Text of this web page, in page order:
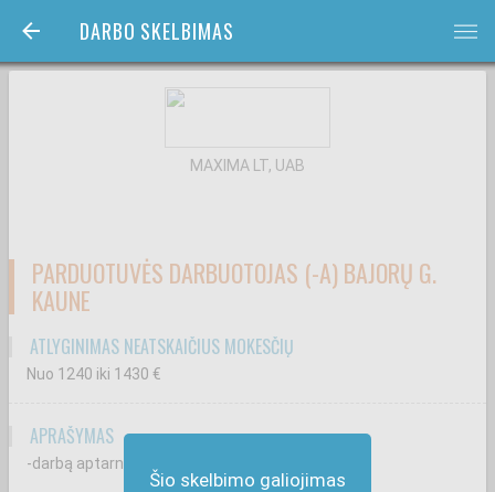
DARBO SKELBIMAS bars
Šio skelbimo galiojimas
MAXIMA LT, UAB
PARDUOTUVĖS DARBUOTOJAS (-A) BAJORŲ G.
KAUNE
ATLYGINIMAS NEATSKAIČIUS MOKESČIŲ
Nuo 1240 iki 1430 €
APRAŠYMAS
-darbą aptarnaujant klientus kasoje;